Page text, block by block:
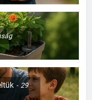
29